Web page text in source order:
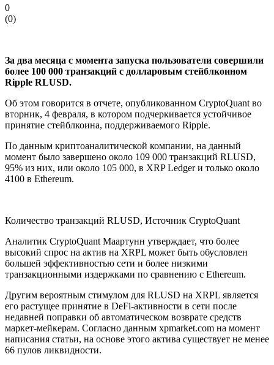
0
(0)
За два месяца с момента запуска пользователи совершили
более 100 000 транзакций с долларовым стейблкоином
Ripple RLUSD.
Об этом говорится в отчете, опубликованном CryptoQuant во
вторник, 4 февраля, в котором подчеркивается устойчивое
принятие стейблкоина, поддерживаемого Ripple.
По данным криптоаналитической компании, на данный
момент было завершено около 109 000 транзакций RLUSD,
95% из них, или около 105 000, в XRP Ledger и только около
4100 в Ethereum.
Количество транзакций RLUSD, Источник CryptoQuant
Аналитик CryptoQuant Маартунн утверждает, что более
высокий спрос на актив на XRPL может быть обусловлен
большей эффективностью сети и более низкими
транзакционными издержками по сравнению с Ethereum.
Другим вероятным стимулом для RLUSD на XRPL является
его растущее принятие в DeFi-активности в сети после
недавней поправки об автоматическом возврате средств
маркет-мейкерам. Согласно данным xpmarket.com на момент
написания статьи, на основе этого актива существует не менее
66 пулов ликвидности.